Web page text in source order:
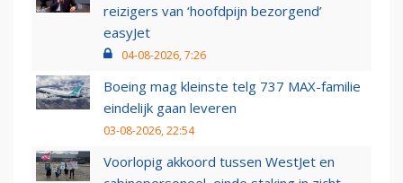
reizigers van ‘hoofdpijn bezorgend’
easyJet
04-08-2026, 7:26
Boeing mag kleinste telg 737 MAX-familie
eindelijk gaan leveren
03-08-2026, 22:54
Voorlopig akkoord tussen WestJet en